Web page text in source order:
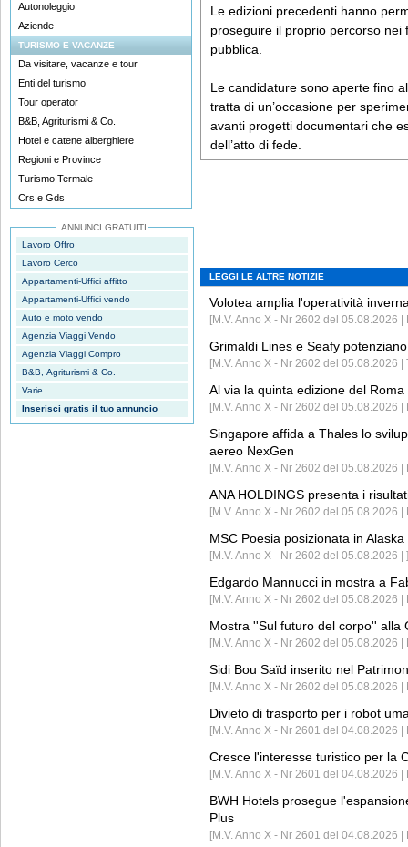
Autonoleggio
Aziende
TURISMO E VACANZE
Da visitare, vacanze e tour
Enti del turismo
Tour operator
B&B, Agriturismi & Co.
Hotel e catene alberghiere
Regioni e Province
Turismo Termale
Crs e Gds
ANNUNCI GRATUITI
Lavoro Offro
Lavoro Cerco
Appartamenti-Uffici affitto
Appartamenti-Uffici vendo
Auto e moto vendo
Agenzia Viaggi Vendo
Agenzia Viaggi Compro
B&B, Agriturismi & Co.
Varie
Inserisci gratis il tuo annuncio
Le edizioni precedenti hanno
proseguire il proprio percorso nei
pubblica.
Le candidature sono aperte fino
tratta di un’occasione per
avanti progetti documentari che
dell’atto di fede.
LEGGI LE ALTRE NOTIZIE
Volotea amplia l'operatività
[M.V. Anno X - Nr 2602 del 05.08.2026 |
Grimaldi Lines e Seafy
[M.V. Anno X - Nr 2602 del 05.08.2026 |
Al via la quinta edizione del
[M.V. Anno X - Nr 2602 del 05.08.2026 |
Singapore affida a Thales lo
aereo NexGen
[M.V. Anno X - Nr 2602 del 05.08.2026
ANA HOLDINGS presenta i
[M.V. Anno X - Nr 2602 del 05.08.2026
MSC Poesia posizionata in
[M.V. Anno X - Nr 2602 del 05.08.2026 | ]
Edgardo Mannucci in mostra a
[M.V. Anno X - Nr 2602 del 05.08.2026 |
Mostra ''Sul futuro del corpo'' alla
[M.V. Anno X - Nr 2602 del 05.08.2026
Sidi Bou Saïd inserito nel
[M.V. Anno X - Nr 2602 del 05.08.2026
Divieto di trasporto per i robot
[M.V. Anno X - Nr 2601 del 04.08.2026
Cresce l'interesse turistico per la
[M.V. Anno X - Nr 2601 del 04.08.2026 |
BWH Hotels prosegue
Plus
[M.V. Anno X - Nr 2601 del 04.08.2026 |